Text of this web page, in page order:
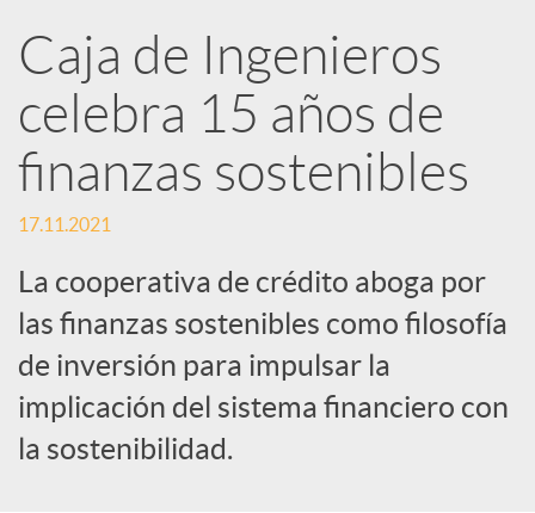
e
d
e
s
S
o
Caja de Ingenieros
celebra 15 años de
finanzas sostenibles
17.11.2021
La cooperativa de crédito aboga por
las finanzas sostenibles como filosofía
de inversión para impulsar la
implicación del sistema financiero con
la sostenibilidad.